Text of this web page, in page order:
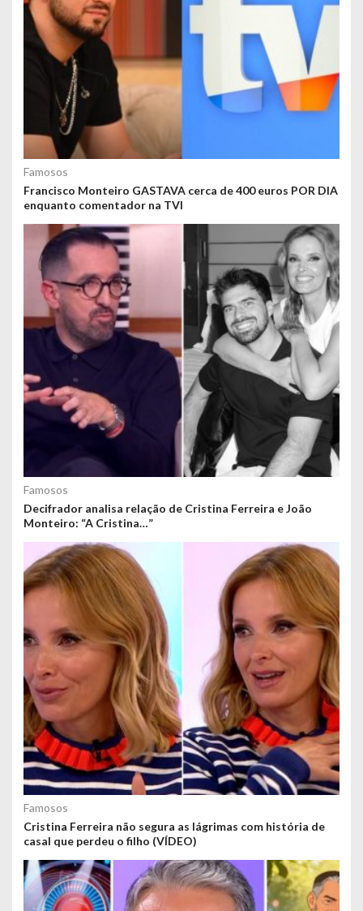
Famosos
Francisco Monteiro GASTAVA cerca de 400 euros POR DIA
enquanto comentador na TVI
Famosos
Decifrador analisa relação de Cristina Ferreira e João
Monteiro: “A Cristina…”
Famosos
Cristina Ferreira não segura as lágrimas com história de
casal que perdeu o filho (VÍDEO)